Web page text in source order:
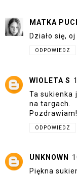
MATKA
Działo się,
ODPOWIEDZ
WIOLETA S
Ta sukienka
na targach.
Pozdrawiam!
ODPOWIEDZ
UNKNOWN
Piękna